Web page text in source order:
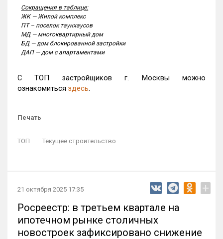
Сокращения в таблице:
ЖК — Жилой комплекс
ПТ – поселок таунхаусов
МД — многоквартирный дом
БД — дом блокированной застройки
ДАП — дом с апартаментами
С ТОП застройщиков г. Москвы можно
ознакомиться здесь.
Печать
ТОП Текущее строительство
21 октября 2025 17:35 +
Росреестр: в третьем квартале на
ипотечном рынке столичных
новостроек зафиксировано снижение